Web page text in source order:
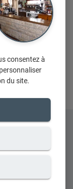
consentez à
du site.